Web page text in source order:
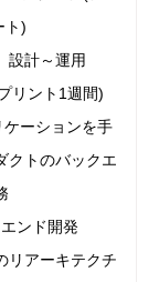
ト)
設計～運用
リント1週間)
ケーションを手
クトのバックエ
ンド開発
リアーキテクチ